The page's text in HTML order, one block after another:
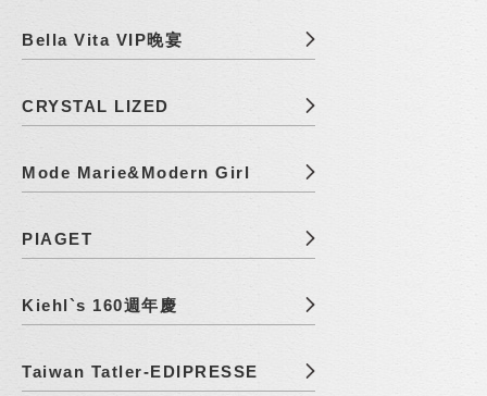
Bella Vita VIP晚宴
CRYSTAL LIZED
Mode Marie&Modern Girl
PIAGET
Kiehl`s 160週年慶
Taiwan Tatler-EDIPRESSE